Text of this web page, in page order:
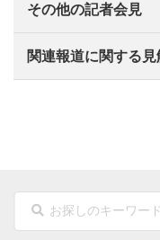
その他の記者会見
関連報道に関する見